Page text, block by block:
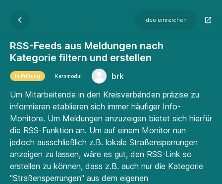
Idee einreichen
RSS-Feeds aus Meldungen nach
Kategorie filtern und erstellen
In Prüfung Kernmodul
brk
Um Mitarbeitende in den Kreisverbänden präzise zu
informieren etablieren sich immer häufiger Info-
Monitore. Um Meldungen anzuzeigen bietet sich hierfür
die RSS-Funktion an. Um auf einem Monitor nun
jedoch ausschließlich z.B. lokale Straßensperrungen
anzeigen zu lassen, wäre es gut, den RSS-Link so
erstellen zu können, dass z.B. auch nur die Kategorie
"Straßensperrungen" aus dem eigenen